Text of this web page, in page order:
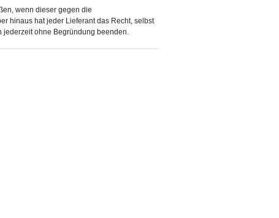
wenn dieser gegen die
hinaus hat jeder Lieferant das Recht, selbst
jederzeit ohne Begründung beenden.